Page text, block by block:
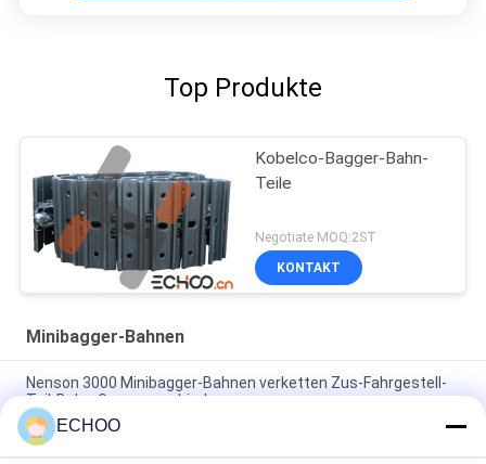
Top Produkte
Kobelco-Bagger-Bahn-
Teile
Negotiate MOQ:2ST
KONTAKT
Minibagger-Bahnen
Nenson 3000 Minibagger-Bahnen verketten Zus-Fahrgestell-
Teil-Bahn-Gruppenverbindung
KOMATSU-Vertrags-Bagger zerteilt Bahn-Gruppe PC88MR -8
ECHOO